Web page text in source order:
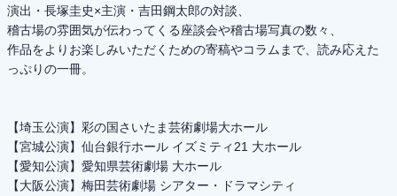
演出・長塚圭史×主演・吉田鋼太郎の対談、
稽古場の雰囲気が伝わってくる座談会や稽古場写真の数々、
作品をよりお楽しみいただくための寄稿やコラムまで、読み応えた
っぷりの一冊。
【埼玉公演】彩の国さいたま芸術劇場大ホール
【宮城公演】仙台銀行ホール イズミティ21 大ホール
【愛知公演】愛知県芸術劇場 大ホール
【大阪公演】梅田芸術劇場 シアター・ドラマシティ